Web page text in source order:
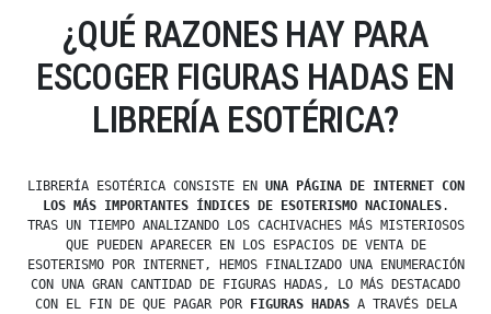
¿QUÉ RAZONES HAY PARA
ESCOGER FIGURAS HADAS EN
LIBRERÍA ESOTÉRICA?
LIBRERÍA ESOTÉRICA CONSISTE EN UNA PÁGINA DE INTERNET CON
LOS MÁS IMPORTANTES ÍNDICES DE ESOTERISMO NACIONALES.
TRAS UN TIEMPO ANALIZANDO LOS CACHIVACHES MÁS MISTERIOSOS
QUE PUEDEN APARECER EN LOS ESPACIOS DE VENTA DE
ESOTERISMO POR INTERNET, HEMOS FINALIZADO UNA ENUMERACIÓN
CON UNA GRAN CANTIDAD DE FIGURAS HADAS, LO MÁS DESTACADO
CON EL FIN DE QUE PAGAR POR FIGURAS HADASA TRAVÉS DELA